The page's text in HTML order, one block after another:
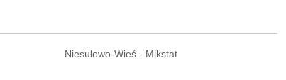
Niesułowo-Wieś - Mikstat